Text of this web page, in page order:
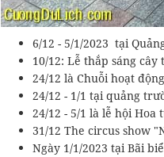
6/12 - 5/1/2023 tại
10/12: Lễ thắp sáng
24/12 là Chuỗi hoạt
24/12 - 1/1 tại quảng
24/12 - 5/1 là lễ hội
31/12 The circus show
Ngày 1/1/2023 tại Bãi